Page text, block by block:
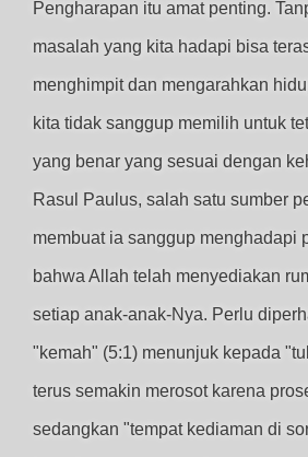
Pengharapan itu amat penting.
masalah yang kita hadapi bisa
menghimpit dan mengarahkan
kita tidak sanggup memilih untuk
yang benar yang sesuai dengan
Rasul Paulus, salah satu sumber
membuat ia sanggup menghadapi
bahwa Allah telah menyediakan
setiap anak-anak-Nya. Perlu
"kemah" (5:1) menunjuk kepada
terus semakin merosot karena
sedangkan "tempat kediaman di